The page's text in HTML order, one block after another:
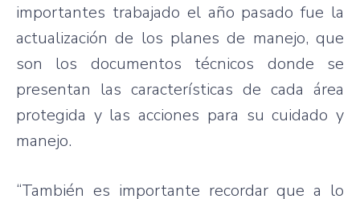
importantes trabajado el año pasado fue la
actualización de los planes de manejo, que
son los documentos técnicos donde se
presentan las características de cada área
protegida y las acciones para su cuidado y
manejo.
“También es importante recordar que a lo